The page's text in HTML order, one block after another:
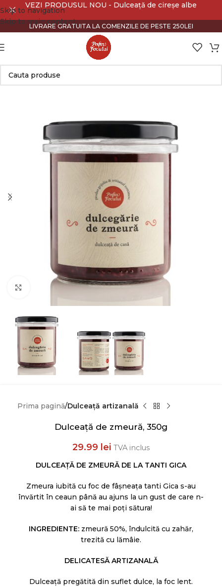
Skip to navigation
Skip to main content
VEZI PRODUSUL NOU - Dulceață de cireșe albe
LIVRARE GRATUITA LA COMENZILE DE PESTE 250LEI
Click to enlarge
Prima pagină Dulceață artizanală
Dulceață de zmeură, 350g
29.99 lei TVA inclus
DULCEAȚĂ DE ZMEURĂ DE LA TANTI GICA
Zmeura iubită cu foc de fâșneața tanti Gica s-au
învărtit în ceaun până au ajuns la un gust de care n-
ai să te mai poți sătura!
INGREDIENTE: zmeură 50%, îndulcită cu zahăr,
trezită cu lămâie.
DELICATESĂ ARTIZANALĂ
Dulceață pregătită din suflet dulce, la foc lent.